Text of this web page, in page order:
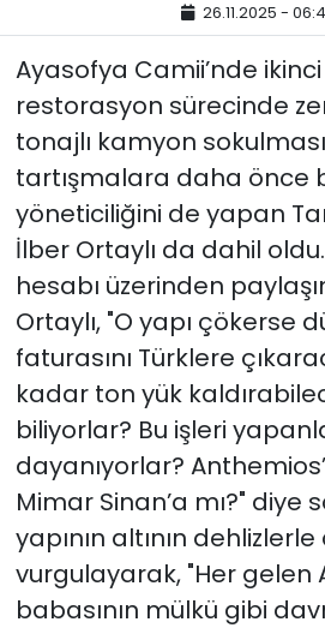
26.11.2025 -
Ayasofya Camii’nde
restorasyon sürecinde
tonajlı kamyon
tartışmalara daha önce
yöneticiliğini de yapan
İlber Ortaylı da dahil
hesabı üzerinden
Ortaylı, "O yapı çökerse
faturasını Türklere
kadar ton yük
biliyorlar? Bu işleri
dayanıyorlar?
Mimar Sinan’a mı?" diye
yapının altının
vurgulayarak, "Her gelen
babasının mülkü gibi